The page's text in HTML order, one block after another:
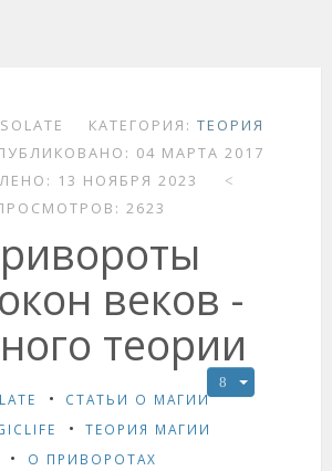
КАТЕГОРИЯ: ТЕОРИЯ
04 МАРТА 2017
13 НОЯБРЯ 2023
2623
веков -
теории
СТАТЬИ О МАГИИ
ТЕОРИЯ МАГИИ
О ПРИВОРОТАХ